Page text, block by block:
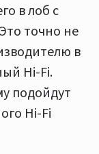
в лоб с
точно не
в
Hi-Fi.
подойдут
Hi-Fi